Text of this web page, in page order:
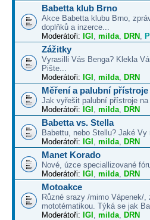
Babetta klub Brno
Akce Babetta klubu Brno,
doplňků a inzerce...
Moderátoři: IGI , milda, DRN ,
Zážitky
Vyrasilli Vás Benga? Klekla
Pište...
Moderátoři: IGI , milda, DRN
Měření a palubní přístroje
Jak vyřešit palubní přístroje
Moderátoři: IGI , milda, DRN
Babetta vs. Stella
Babettu, nebo Stellu? Jaké
Moderátoři: IGI , milda, DRN
Manet Korado
Nové, úzce speciallizované
Moderátoři: IGI , milda, DRN
Motoakce
Různé srazy /mimo Vápenek/
mototématikou. Týká se jak
Moderátoři: IGI , milda, DRN